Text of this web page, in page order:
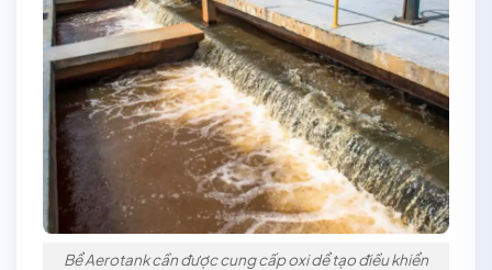
Bể Aerotank cần được cung cấp oxi dể tạo điều khiển